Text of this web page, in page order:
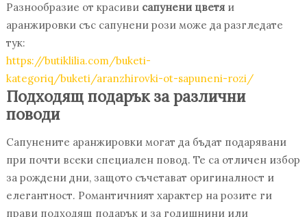
Разнообразие от красиви сапунени цветяи
аранжировки със сапунени рози може да разгледате
тук:
https://butiklilia.com/buketi-
kategoriq/buketi/aranzhirovki-ot-sapuneni-rozi/
Подходящ подарък за различни
поводи
Сапунените аранжировки могат да бъдат подарявани
при почти всеки специален повод. Те са отличен избор
за рождени дни, защото съчетават оригиналност и
елегантност. Романтичният характер на розите ги
прави подходящ подарък и за годишнини или